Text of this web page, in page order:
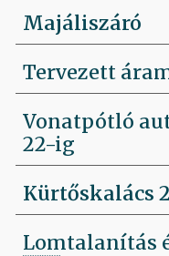
Majáliszáró
Tervezett
Vonatpótló
22-ig
Kürtőskalács
Lomtalanítás